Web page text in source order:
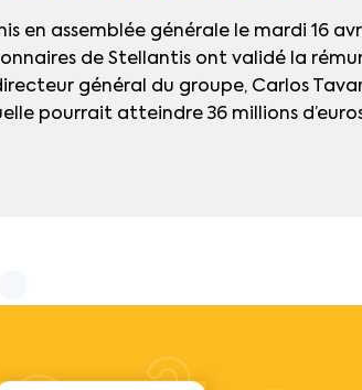
en assemblée générale le mardi 16
de Stellantis ont validé la
général du groupe, Carlos
pourrait atteindre 36 millions